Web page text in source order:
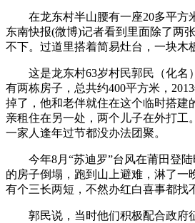
在龙东村半山腰有一座20多平方
东南快报(微博)记者看到里面除了两
不下。过道里搭着简易灶台，一块木
这是龙东村63岁村民郭民（化名
有两栋房子，总共约400平方米，
掉了，他和老伴就住在这个临时搭建
亲租住在另一处，两个儿子在外打工
一家人逢年过节都没办法团聚。
今年8月“苏迪罗”台风在莆田登
的房子倒塌，跑到山上避难，淋了一
有个三长两短，不然办红白喜事都找
郭民说，当时他们积极配合政府